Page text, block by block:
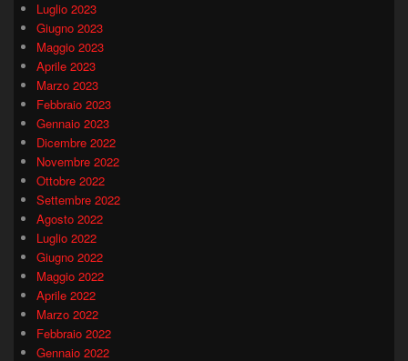
Luglio 2023
Giugno 2023
Maggio 2023
Aprile 2023
Marzo 2023
Febbraio 2023
Gennaio 2023
Dicembre 2022
Novembre 2022
Ottobre 2022
Settembre 2022
Agosto 2022
Luglio 2022
Giugno 2022
Maggio 2022
Aprile 2022
Marzo 2022
Febbraio 2022
Gennaio 2022